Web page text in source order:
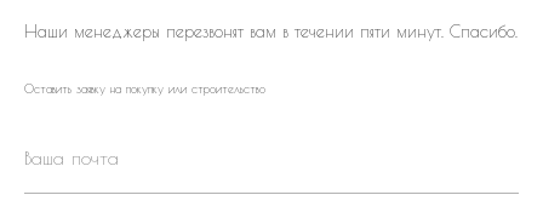
Наши менеджеры перезвонят вам в течении пяти минут. Спасибо.
Оставить заявку на покупку или строительство